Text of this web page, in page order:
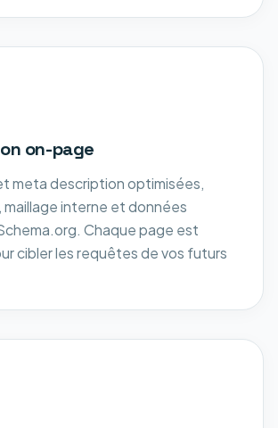
on-page
meta description optimisées,
interne et données
Chaque page est
cibler les requêtes de vos futurs